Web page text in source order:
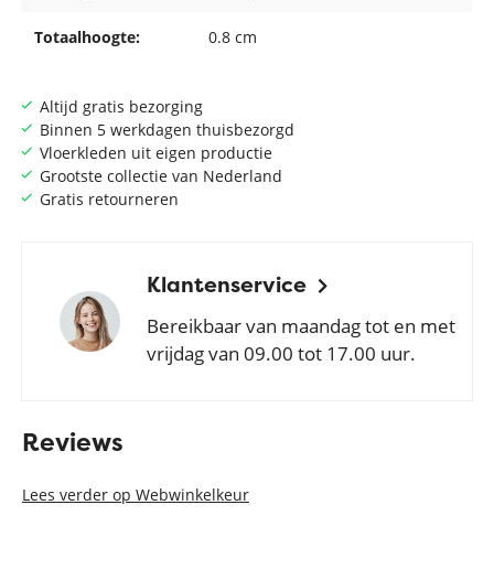
Altijd gratis bezorging
Binnen 5 werkdagen thuisbezorgd
Vloerkleden uit eigen productie
Grootste collectie van Nederland
Gratis retourneren
Klantenservice
Bereikbaar van maandag tot en met
vrijdag van 09.00 tot 17.00 uur.
Totaalhoogte: 0.8 cm
Reviews
Lees verder op Webwinkelkeur